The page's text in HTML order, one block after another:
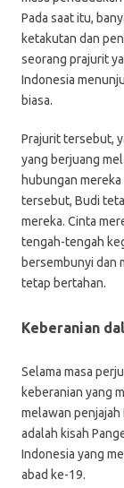
Pada saat itu,
ketakutan dan
seorang prajurit
Indonesia
biasa.
Prajurit tersebut,
yang berjuang
hubungan
tersebut, Budi
mereka. Cinta
tengah-tengah
bersembunyi dan
tetap bertahan.
Keberanian
Selama masa
keberanian yang
melawan
adalah kisah
Indonesia yang
abad ke-19.